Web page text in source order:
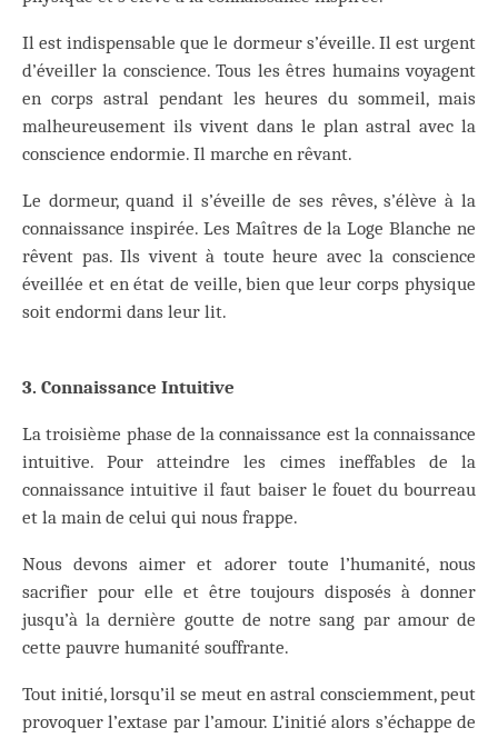
Il est indispensable que le dormeur s’éveille. Il est urgent
d’éveiller la conscience. Tous les êtres humains voyagent
en corps astral pendant les heures du sommeil, mais
malheureusement ils vivent dans le plan astral avec la
conscience endormie. Il marche en rêvant.
Le dormeur, quand il s’éveille de ses rêves, s’élève à la
connaissance inspirée. Les Maîtres de la Loge Blanche ne
rêvent pas. Ils vivent à toute heure avec la conscience
éveillée et en état de veille, bien que leur corps physique
soit endormi dans leur lit.
3. Connaissance Intuitive
La troisième phase de la connaissance est la connaissance
intuitive. Pour atteindre les cimes ineffables de la
connaissance intuitive il faut baiser le fouet du bourreau
et la main de celui qui nous frappe.
Nous devons aimer et adorer toute l’humanité, nous
sacrifier pour elle et être toujours disposés à donner
jusqu’à la dernière goutte de notre sang par amour de
cette pauvre humanité souffrante.
Tout initié, lorsqu’il se meut en astral consciemment, peut
provoquer l’extase par l’amour. L’initié alors s’échappe de